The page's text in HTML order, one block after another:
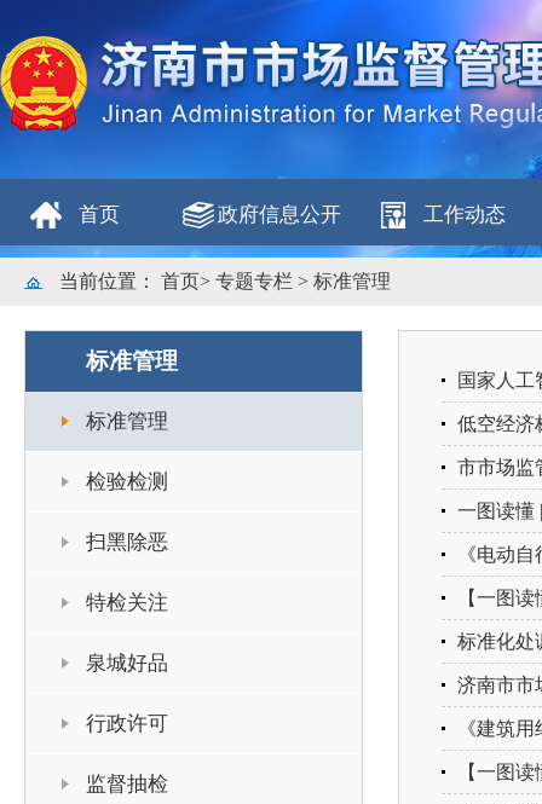
首页 政府信息公开 工作动态
当前位置： 首页> 专题专栏 > 标准管理
标准管理
标准管理
检验检测
扫黑除恶
特检关注
泉城好品
行政许可
监督抽检
国家人工
低空经济
市市场监
一图读懂
《电动
【一图
标准化处
济南市市
《建筑
【一图